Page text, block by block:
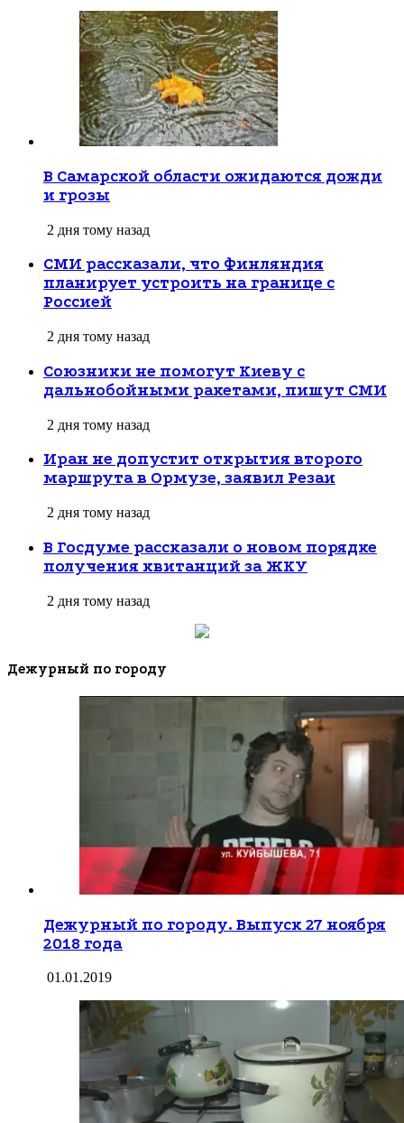
В Самарской области ожидаются дожди
и грозы
2 дня тому назад
СМИ рассказали, что Финляндия
планирует устроить на границе с
Россией
2 дня тому назад
Союзники не помогут Киеву с
дальнобойными ракетами, пишут СМИ
2 дня тому назад
Иран не допустит открытия второго
маршрута в Ормузе, заявил Резаи
2 дня тому назад
В Госдуме рассказали о новом порядке
получения квитанций за ЖКУ
2 дня тому назад
Дежурный по городу
Дежурный по городу. Выпуск 27 ноября
2018 года
01.01.2019